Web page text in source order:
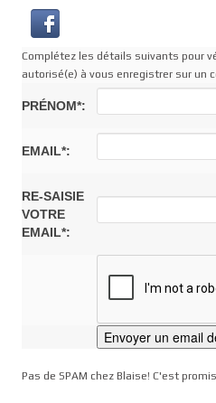
Complétez les détails suivants pour
autorisé(e) à vous enregistrer sur un
PRÉNOM*:
EMAIL*:
RE-SAISIE
VOTRE
EMAIL*:
Pas de SPAM chez Blaise! C'est